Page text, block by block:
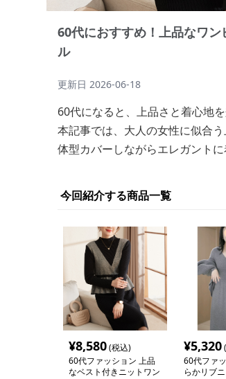
60代におすすめ！上品なワ
ル
更新日 2026-06-18
60代になると、上品さと着心地
本記事では、大人の女性に似合
体型カバーしながらエレガント
今回紹介する商品一覧
¥8,580(税込)
60代ファッション 上品
なベスト付きニットワン
¥5,320
60代ファ
らかリブ